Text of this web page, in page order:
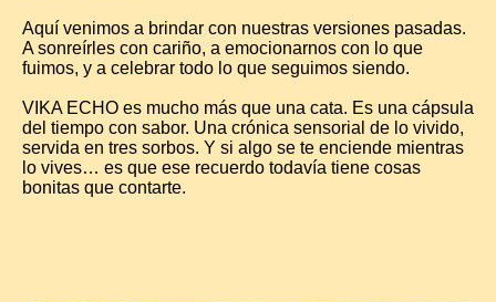
Aquí venimos a brindar con nuestras versiones pasadas.
A sonreírles con cariño, a emocionarnos con lo que
fuimos, y a celebrar todo lo que seguimos siendo.
VIKA ECHO es mucho más que una cata. Es una cápsula
del tiempo con sabor. Una crónica sensorial de lo vivido,
servida en tres sorbos. Y si algo se te enciende mientras
lo vives… es que ese recuerdo todavía tiene cosas
bonitas que contarte.